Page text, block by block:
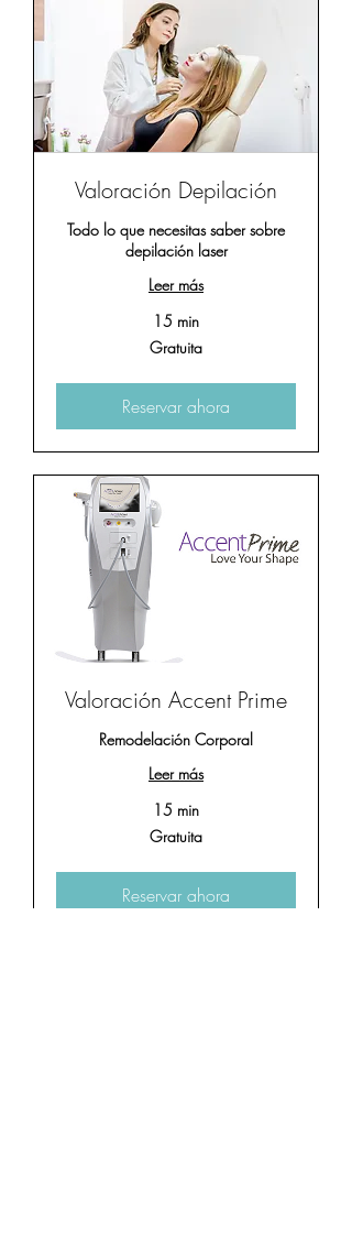
Valoración Depilación
Todo lo que necesitas saber sobre
depilación laser
Leer más
15 min
Gratuita
Reservar ahora
Valoración Accent Prime
Remodelación Corporal
Leer más
15 min
Gratuita
Reservar ahora